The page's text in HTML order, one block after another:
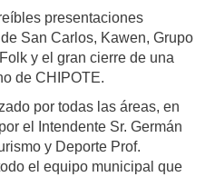
presentaciones
San Carlos, Kawen, Grupo
y el gran cierre de una
de CHIPOTE.
por todas las áreas, en
el Intendente Sr. Germán
y Deporte Prof.
el equipo municipal que